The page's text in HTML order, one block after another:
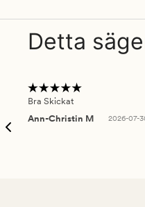
Detta
Bra Skickat
Ann-Christin M
2026-07-